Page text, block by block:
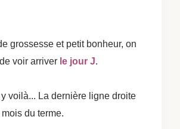
grossesse et petit bonheur, on
voir arriver le jour J.
voilà... La dernière ligne droite
du terme.